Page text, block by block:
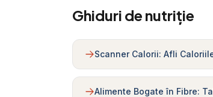
Ghiduri de nutriție
Scanner Calorii: Afli
Alimente Bogate în Fibre: